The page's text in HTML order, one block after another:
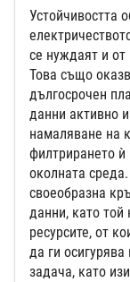
Устойчивостта
се нуждаят и
Това също
дългосрочен
данни активно
намаляване на
филтрирането
околната
своеобразна
данни, като
ресурсите, от
да ги
задача, като